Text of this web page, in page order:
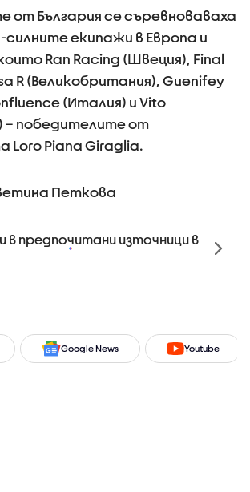
от България се съревноваваха
силните екипажи в Европа и
Ran Racing (Швеция), Final
R (Великобритания), Guenifey
(Италия) и Vito
– победителите от
Piana Giraglia.
Петкова
в предпочитани източници в
Google News Youtube